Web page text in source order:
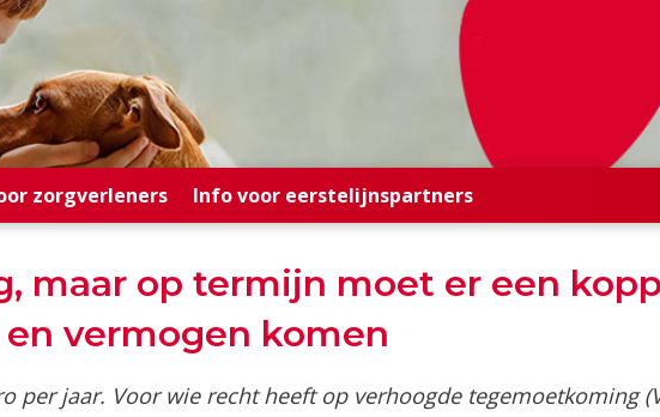
zorgverleners Info voor eerstelijnspartners
maar op termijn moet er een
vermogen komen
per jaar. Voor wie recht heeft op verhoogde tegemoetkoming